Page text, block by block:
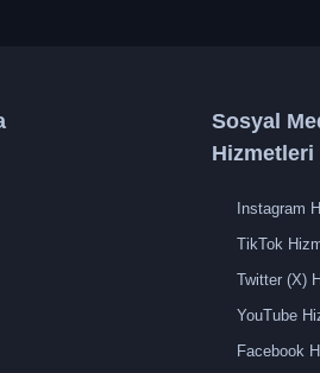
Sosyal
Hizmetleri
Instagram
TikTok
Twitter (X)
YouTube
Facebook